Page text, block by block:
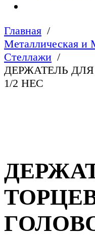
Главная
Металлическая и
Стеллажи
ДЕРЖАТЕЛЬ
1/2 HEC